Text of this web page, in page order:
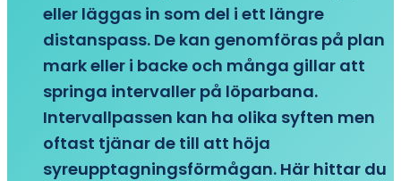
eller läggas in som del i ett längre
distanspass. De kan genomföras på plan
mark eller i backe och många gillar att
springa intervaller på löparbana.
Intervallpassen kan ha olika syften men
oftast tjänar de till att höja
syreupptagningsförmågan. Här hittar du